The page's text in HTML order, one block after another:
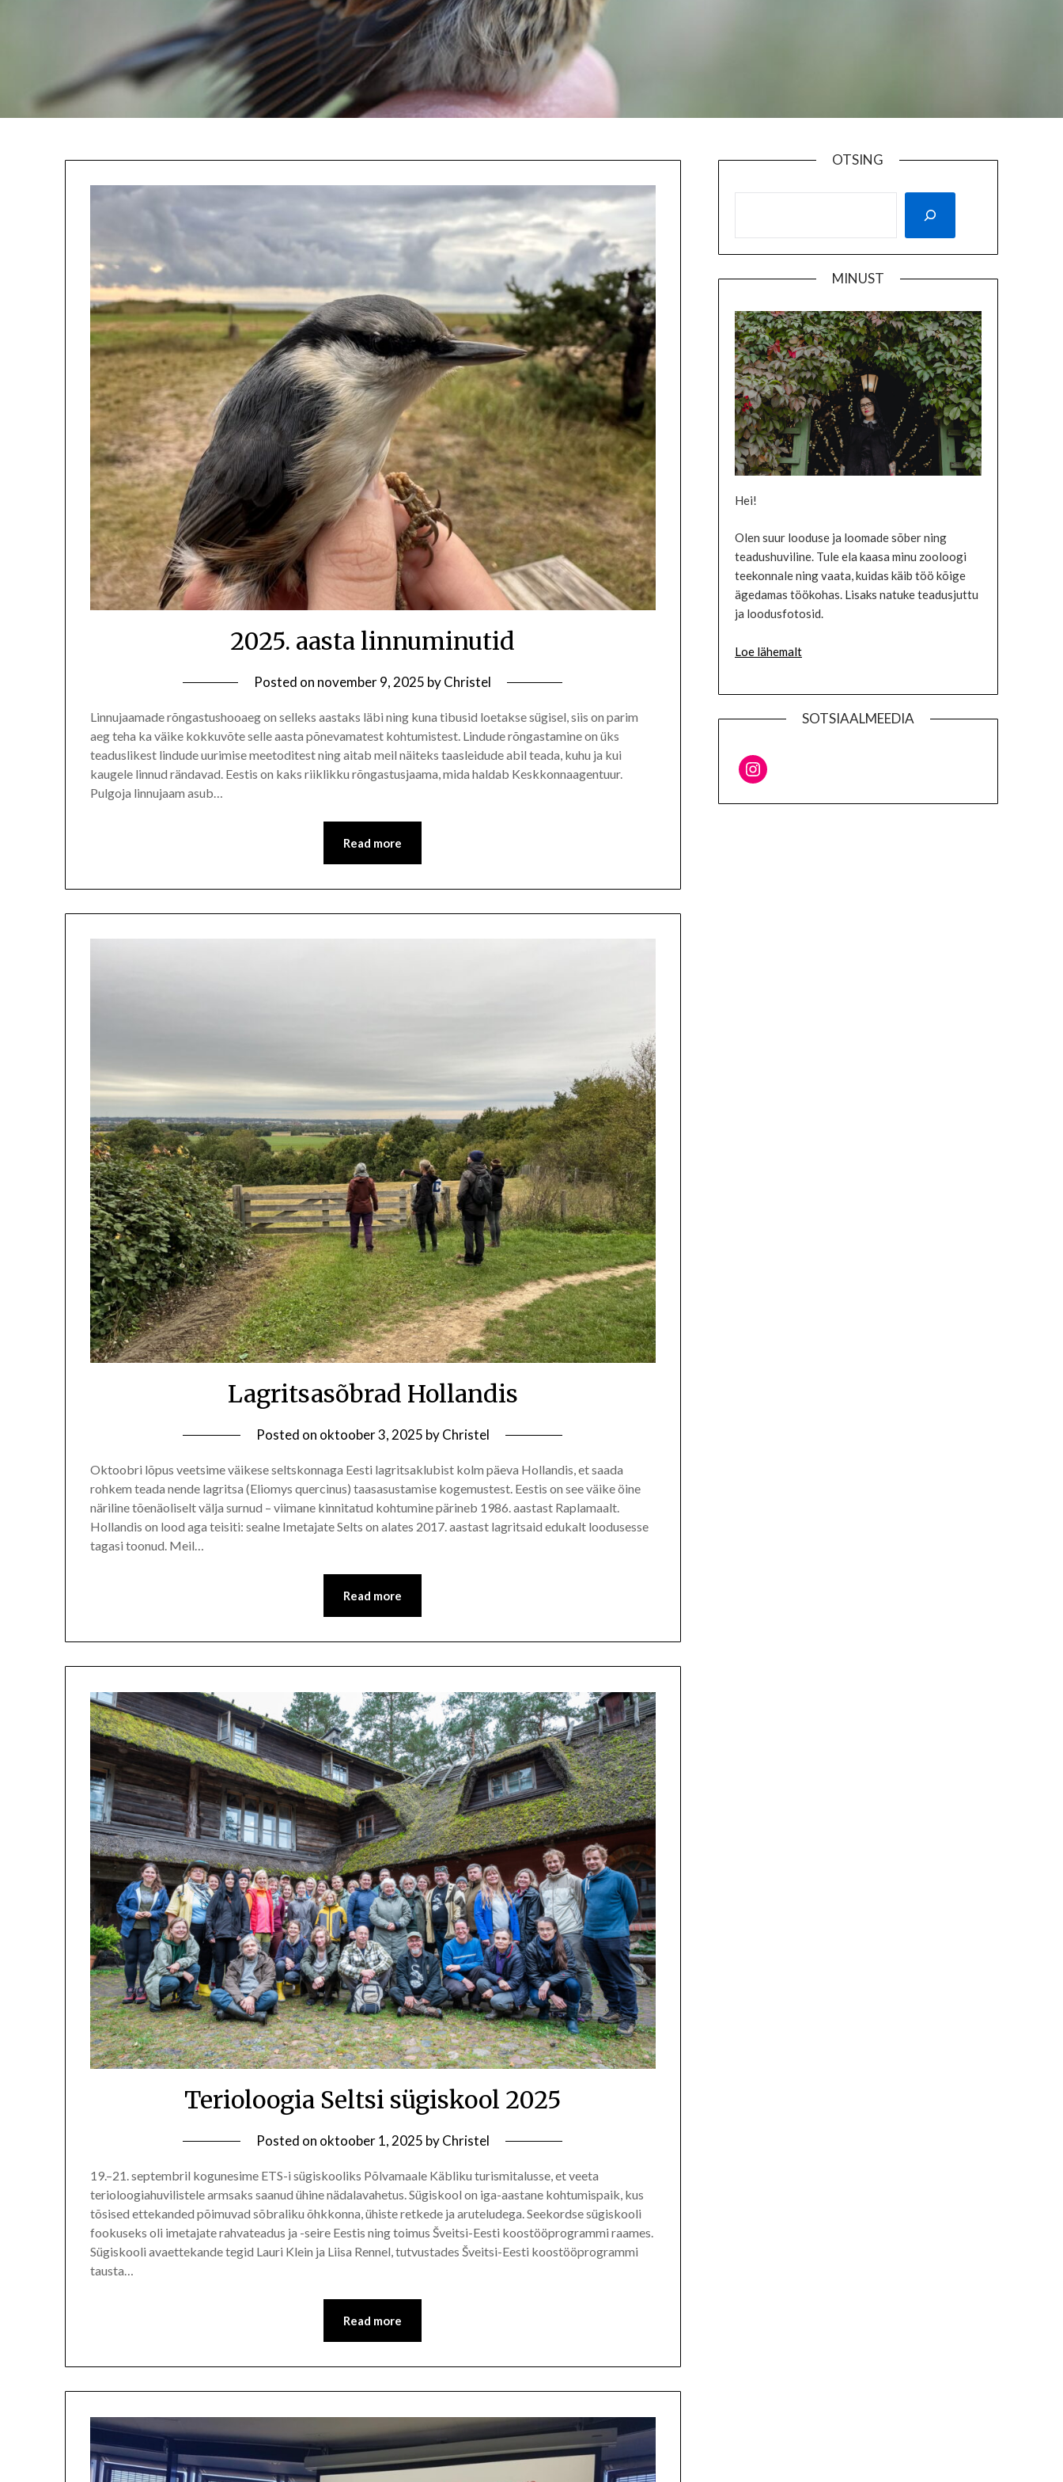
2025. aasta linnuminutid
Posted on november 9, 2025 byChristel
Linnujaamade rõngastushooaeg on selleks aastaks läbi ning kuna tibusid loetakse sügisel, siis on parim
aeg teha ka väike kokkuvõte selle aasta põnevamatest kohtumistest. Lindude rõngastamine on üks
teaduslikest lindude uurimise meetoditest ning aitab meil näiteks taasleidude abil teada, kuhu ja kui
kaugele linnud rändavad. Eestis on kaks riiklikku rõngastusjaama, mida haldab Keskkonnaagentuur.
Pulgoja linnujaam asub…
Read more
Lagritsasõbrad Hollandis
Posted on oktoober 3, 2025 byChristel
Oktoobri lõpus veetsime väikese seltskonnaga Eesti lagritsaklubist kolm päeva Hollandis, et saada
rohkem teada nende lagritsa (Eliomys quercinus) taasasustamise kogemustest. Eestis on see väike öine
näriline tõenäoliselt välja surnud – viimane kinnitatud kohtumine pärineb 1986. aastast Raplamaalt.
Hollandis on lood aga teisiti: sealne Imetajate Selts on alates 2017. aastast lagritsaid edukalt loodusesse
tagasi toonud. Meil…
Read more
Terioloogia Seltsi sügiskool 2025
Posted on oktoober 1, 2025 byChristel
19.–21. septembril kogunesime ETS-i sügiskooliks Põlvamaale Käbliku turismitalusse, et veeta
terioloogiahuvilistele armsaks saanud ühine nädalavahetus. Sügiskool on iga-aastane kohtumispaik, kus
tõsised ettekanded põimuvad sõbraliku õhkkonna, ühiste retkede ja aruteludega. Seekordse sügiskooli
fookuseks oli imetajate rahvateadus ja -seire Eestis ning toimus Šveitsi-Eesti koostööprogrammi raames.
Sügiskooli avaettekande tegid Lauri Klein ja Liisa Rennel, tutvustades Šveitsi-Eesti koostööprogrammi
tausta…
Read more
OTSING
MINUST
Hei!
Olen suur looduse ja loomade sõber ning
teadushuviline. Tule ela kaasa minu zooloogi
teekonnale ning vaata, kuidas käib töö kõige
ägedamas töökohas. Lisaks natuke teadusjuttu
ja loodusfotosid.
Loe lähemalt
SOTSIAALMEEDIA
Instagram